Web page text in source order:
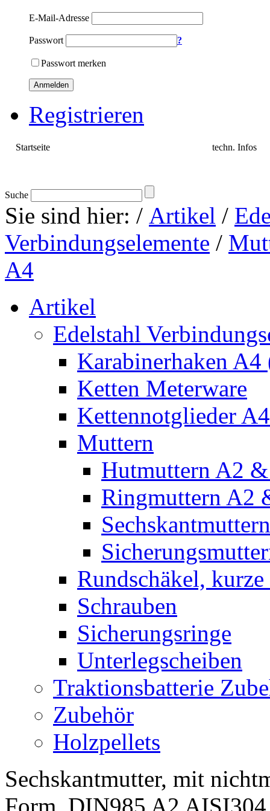
E-Mail-Adresse
Passwort ?
Passwort merken
Anmelden
Registrieren
Startseite techn. Infos
Suche
Sie sind hier: / Artikel /
Verbindungselemente /
A4
Artikel
Edelstahl
Karabinerhaken A4
Ketten Meterware
Kettennotglieder
Muttern
Hutmuttern A2
Ringmuttern A2
Rundschäkel,
Schrauben
Sicherungsringe
Unterlegscheiben
Traktionsbatterie
Zubehör
Holzpellets
Sechskantmutter, mit
Form. DIN985 A2